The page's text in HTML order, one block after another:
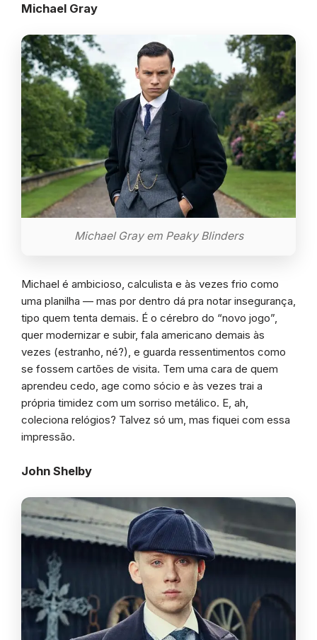
Michael Gray
Michael Gray em Peaky Blinders
Michael é ambicioso, calculista e às vezes frio como
uma planilha — mas por dentro dá pra notar insegurança,
tipo quem tenta demais. É o cérebro do “novo jogo”,
quer modernizar e subir, fala americano demais às
vezes (estranho, né?), e guarda ressentimentos como
se fossem cartões de visita. Tem uma cara de quem
aprendeu cedo, age como sócio e às vezes trai a
própria timidez com um sorriso metálico. E, ah,
coleciona relógios? Talvez só um, mas fiquei com essa
impressão.
John Shelby